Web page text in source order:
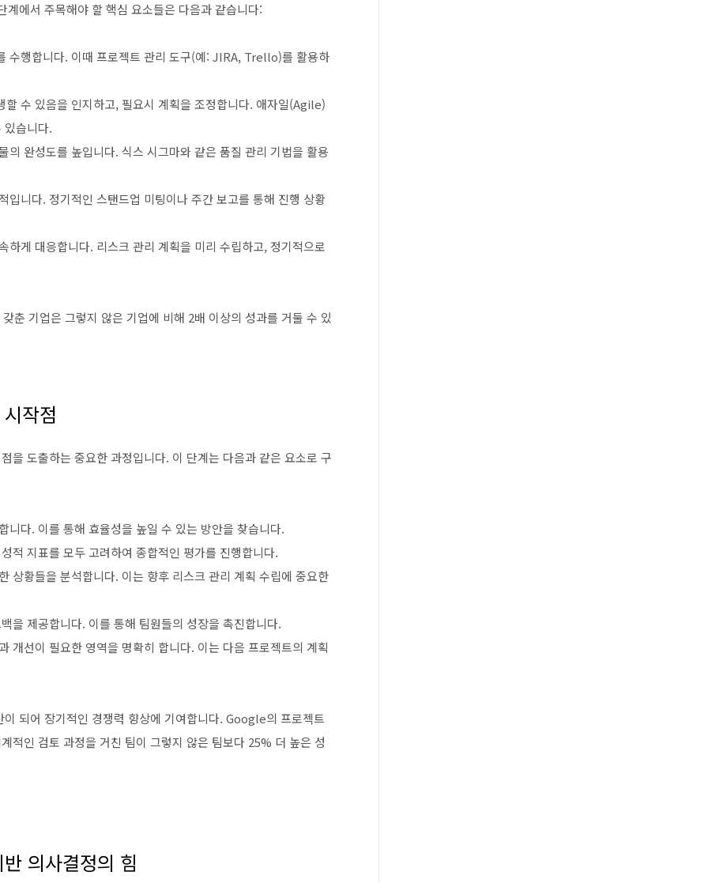
에서 주목해야 할 핵심 요소들은 다음과 같습니다:
수행합니다. 이때 프로젝트 관리 도구(예: JIRA, Trello)를 활용하
수 있음을 인지하고, 필요시 계획을 조정합니다. 애자일(Agile)
있습니다.
완성도를 높입니다. 식스 시그마와 같은 품질 관리 기법을 활용
니다. 정기적인 스탠드업 미팅이나 주간 보고를 통해 진행 상황
게 대응합니다. 리스크 관리 계획을 미리 수립하고, 정기적으로
춘 기업은 그렇지 않은 기업에 비해 2배 이상의 성과를 거둘 수 있
작점
을 도출하는 중요한 과정입니다. 이 단계는 다음과 같은 요소로 구
다. 이를 통해 효율성을 높일 수 있는 방안을 찾습니다.
적 지표를 모두 고려하여 종합적인 평가를 진행합니다.
상황들을 분석합니다. 이는 향후 리스크 관리 계획 수립에 중요한
을 제공합니다. 이를 통해 팀원들의 성장을 촉진합니다.
개선이 필요한 영역을 명확히 합니다. 이는 다음 프로젝트의 계획
되어 장기적인 경쟁력 향상에 기여합니다. Google의 프로젝트
적인 검토 과정을 거친 팀이 그렇지 않은 팀보다 25% 더 높은 성
의사결정의 힘